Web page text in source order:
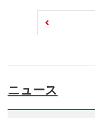
ニュース